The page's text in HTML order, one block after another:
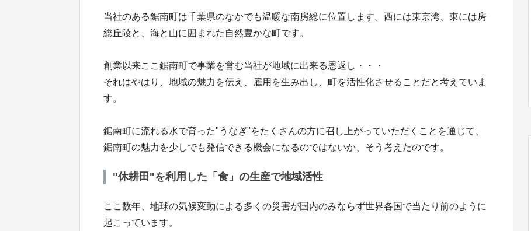
当社のある鋸南町は千葉県のなかでも温暖な南房総に位置します。西には東京湾、東には房
総丘陵と、海と山に囲まれた自然豊かな町です。
創業以来ここ鋸南町で事業を営む当社が地域に出来る恩返し・・・
それはやはり、地域の魅力を伝え、雇用を生み出し、町を活性化させることだと考えていま
す。
鋸南町に流れる水で育った"うなぎ"をたくさんの方に召し上がっていただくことを通じて、
鋸南町の魅力を少しでも発信できる機会になるのではないか、そう考えたのです。
"休耕田"を利用した「食」の生産で地域活性
ここ数年、地球の気候変動による多くの災害が国内のみならず世界各国で当たり前のように
起こっています。